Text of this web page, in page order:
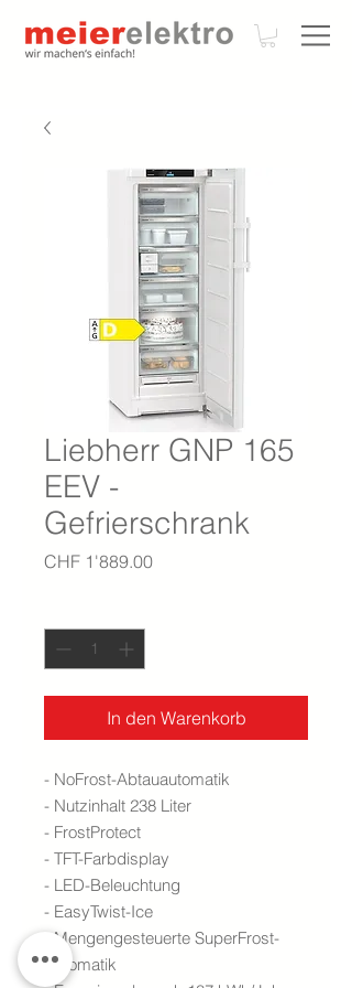
Liebherr GNP 165
EEV -
Gefrierschrank
CHF 1'889.00Preis
In den Warenkorb
- NoFrost-Abtauautomatik
- Nutzinhalt 238 Liter
- FrostProtect
- TFT-Farbdisplay
- LED-Beleuchtung
- EasyTwist-Ice
- Mengengesteuerte SuperFrost-
Automatik